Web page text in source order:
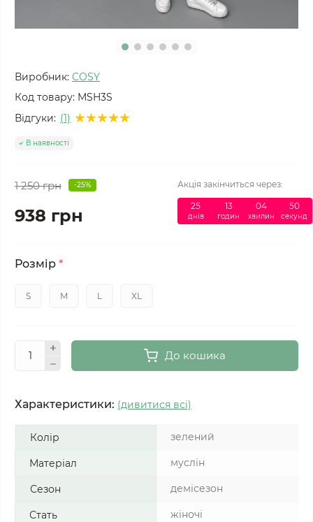
Виробник: COSY
Код товару: MSH3S
Відгуки: (1)
В наявності
Акція закінчиться через:
25
днів
: 13
годин
: 04
хвилин
: 50
секунд
1 250 грн -25%
938 грн
Розмір *
S M L XL
До кошика
Характеристики: (дивитися всі)
Колір зелений
Матеріал муслін
Сезон демісезон
Стать жіночі